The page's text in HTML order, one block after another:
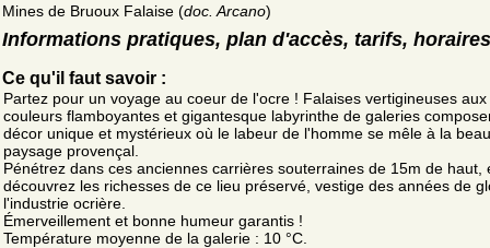
Mines de Bruoux Falaise (doc. Arcano)
Informations pratiques, plan d'accès, tarifs, horaires
Ce qu'il faut savoir :
Partez pour un voyage au coeur de l'ocre ! Falaises vertigineuses aux
couleurs flamboyantes et gigantesque labyrinthe de galeries
décor unique et mystérieux où le labeur de l'homme se mêle à la
paysage provençal.
Pénétrez dans ces anciennes carrières souterraines de 15m de haut,
découvrez les richesses de ce lieu préservé, vestige des années de
l'industrie ocrière.
Émerveillement et bonne humeur garantis !
Température moyenne de la galerie : 10 °C.